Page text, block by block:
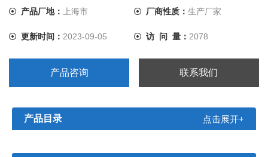
产品厂地：上海市 厂商性质： 生产厂家
更新时间：2023-09-05 访 问 量： 2078
产品咨询 联系我们
产品目录 点击展开+